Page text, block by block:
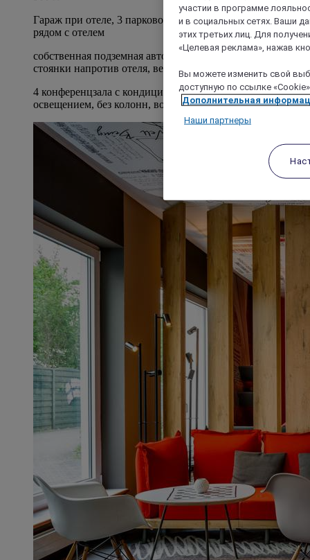
Гараж при отеле, 3 парковочных места для автобусов
рядом с отелем
собственная подземная автостоянка, 3 автобусных
стоянки напротив отеля, велосипедная парковка
4 конференцзала с кондиционером, естественным
освещением, без колонн, возможно затемнить
участии в программе
и в социальных сетях. Ваши
этих третьих лиц. Для
«Целевая реклама», нажав
Вы можете изменить свой
доступную по ссылке
Дополнительная
Наши партнеры